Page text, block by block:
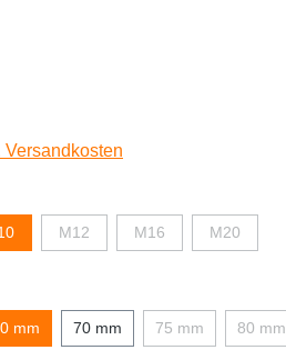
Versandkosten
M12 M16 M20
mm 70 mm 75 mm 80 mm